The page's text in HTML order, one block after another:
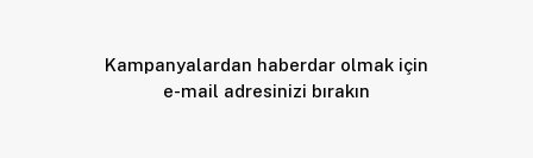
Kampanyalardan haberdar olmak için
e-mail adresinizi bırakın